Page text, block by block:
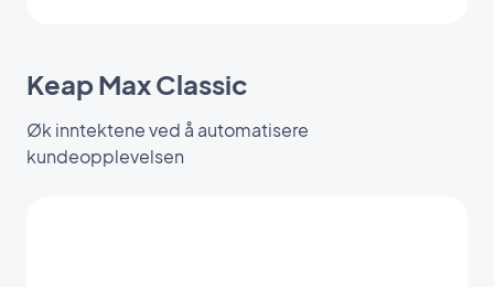
Keap Max Classic
Øk inntektene ved å automatisere
kundeopplevelsen